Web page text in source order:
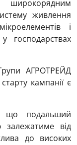
широкорядним
живлення
і
господарствах
АГРОТРЕЙД
кампанії є
що подальший
залежатиме від
до високих